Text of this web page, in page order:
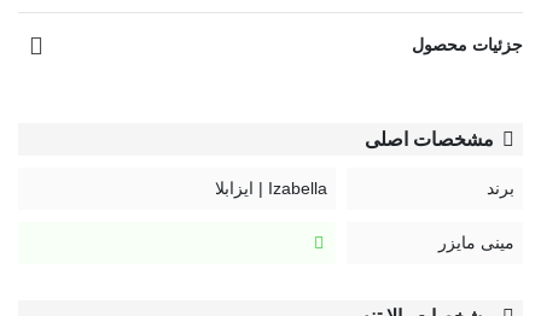
روزمره گزینه‌ای ایده‌آل محسوب می‌شود.
فرم‌دهی طبیعی سینه کمک کرده و بدون استفاده از جک یا اسفنج
حجیم، ظاهری زیبا و خوش‌فرم ایجاد می‌کنند.
بندهای پهن و قابل تنظیم این مدل باعث توزیع بهتر وزن سینه شده و
مناسب کاپ‌ها و طراحی استاندارد آن، حمایت مطلوبی از سینه‌ها
جزئیات محصول
مشخصات اصلی
برند Izabella | ایزابلا
مینی مایزر